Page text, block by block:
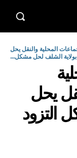
المحلية والنقل يحل
بولاية الشلف لحل مشكل...
يحل
التزود